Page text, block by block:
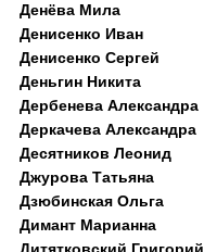
Денёва Мила
Денисенко Иван
Денисенко Сергей
Деньгин Никита
Дербенева Александра
Деркачева Александра
Десятников Леонид
Джурова Татьяна
Дзюбинская Ольга
Димант Марианна